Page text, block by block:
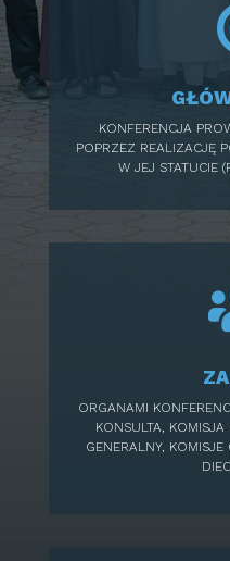
KONFERENCJA
POPRZEZ REALIZACJĘ
W JEJ STATUCIE
ORGANAMI
KONSULTA, KOMISJA
GENERALNY,